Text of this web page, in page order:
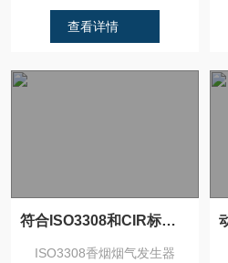
胶发生方式，采用经典...
查看详情
符合ISO3308和CIR标准的香烟发生器
ISO3308香烟烟气发生器